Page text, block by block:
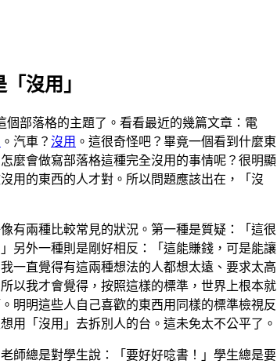
沒用」
個部落格的主題了。看看最近的幾篇文章：電
。汽車？ 沒用 。這很奇怪吧？畢竟一個看到什麼東
麼會做寫部落格這種完全沒用的事情呢？很明顯
用的東西的人才對。所以問題應該出在，「沒
有兩種比較常見的狀況。第一種是質疑：「這很
另外一種則是剛好相反：「這能賺錢，可是能讓
一直覺得有這兩種想法的人都想太遠、要求太高
以我才會覺得，按照這樣的標準，世界上根本就
明明這些人自己喜歡的東西用同樣的標準檢視反
用「沒用」去拆別人的台。這未免太不公平了。
師總是對學生說：「要好好唸書！」學生總是要